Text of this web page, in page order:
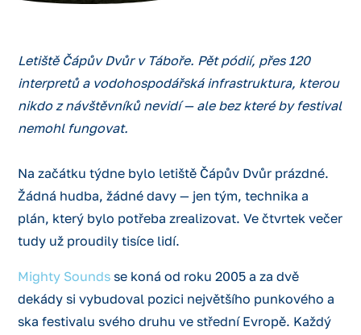
Letiště Čápův Dvůr v Táboře. Pět pódií, přes 120
interpretů a vodohospodářská infrastruktura, kterou
nikdo z návštěvníků nevidí — ale bez které by festival
nemohl fungovat.
Na začátku týdne bylo letiště Čápův Dvůr prázdné.
Žádná hudba, žádné davy — jen tým, technika a
plán, který bylo potřeba zrealizovat. Ve čtvrtek večer
tudy už proudily tisíce lidí.
Mighty Sounds se koná od roku 2005 a za dvě
dekády si vybudoval pozici největšího punkového a
ska festivalu svého druhu ve střední Evropě. Každý